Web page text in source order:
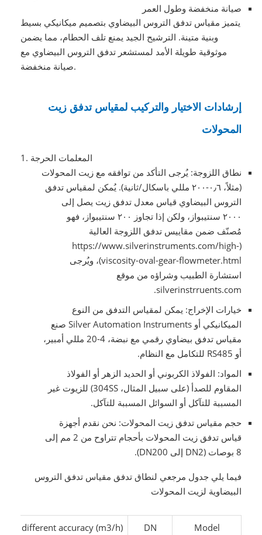
صيانة منخفضة وطول العمر
يتميز مقياس تدفق التروس البيضاوي بتصميم ميكانيكي بسيط
وبنية متينة. الترشيح الجيد يمنع تلف الحطام، مما يضمن
موثوقية طويلة الأمد لمستشعر تدفق التروس البيضاوي مع
صيانة منخفضة.
إرشادات الاختيار والتركيب لمقياس تدفق زيت
المحولات
1. المعلمات الحرجة
نطاق اللزوجة: يُرجى التأكد من توافقه مع زيت المحولات
(مثلاً، ٠٫٦-٢٠٠ مللي باسكال/ثانية). يُمكن لمقياس تدفق
التروس البيضاوي قياس معدل تدفق زيت يصل إلى
٢٠٠٠ سنتيبواز، ولكن إذا تجاوز ٢٠٠ سنتيبواز، فهو
مُصنّف ضمن مقاييس تدفق اللزوجة العالية
(https://www.silverinstruments.com/high-
viscosity-oval-gear-flowmeter.html)، ويُرجى
استشارة الطبيب وشراؤه من موقع
silverinstrruents.com.
خيارات الإخراج: يمكن لمقياس التدفق من النوع
الميكانيكي أو Silver Automation Instruments صنع
مقياس تدفق بيضاوي رقمي مع نبضة، 4-20 مللي أمبير،
أو RS485 للتكامل مع النظام.
المواد: الفولاذ الكربوني أو الحديد الزهر أو الفولاذ
المقاوم للصدأ (على سبيل المثال، 304SS) للزيوت غير
المسببة للتآكل أو السوائل المسببة للتآكل.
حجم مقياس تدفق زيت المحولات: نحن نقدم أجهزة
قياس تدفق زيت المحولات بأحجام تتراوح من 2 مم إلى
8 بوصات (DN2 إلى DN200).
فيما يلي جدول مرجعي لنطاق تدفق مقياس تدفق التروس
البيضاوية لزيت المحولات
Model
DN
for different accuracy (m3/h)